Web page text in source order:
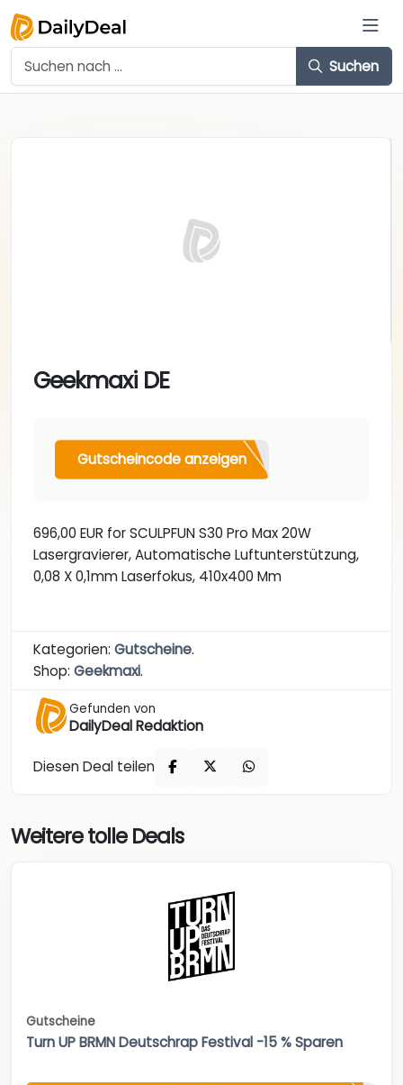
Suchen
Geekmaxi DE
Gutscheincode anzeigen
696,00 EUR for SCULPFUN S30 Pro Max 20W
Lasergravierer, Automatische Luftunterstützung,
0,08 X 0,1mm Laserfokus, 410x400 Mm
Kategorien: Gutscheine.
Shop: Geekmaxi.
Gefunden von
DailyDeal Redaktion
Diesen Deal teilen
Weitere tolle Deals
Gutscheine
Turn UP BRMN Deutschrap Festival -15 % Sparen